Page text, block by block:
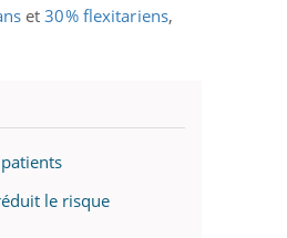
et30% flexitariens,
le risque